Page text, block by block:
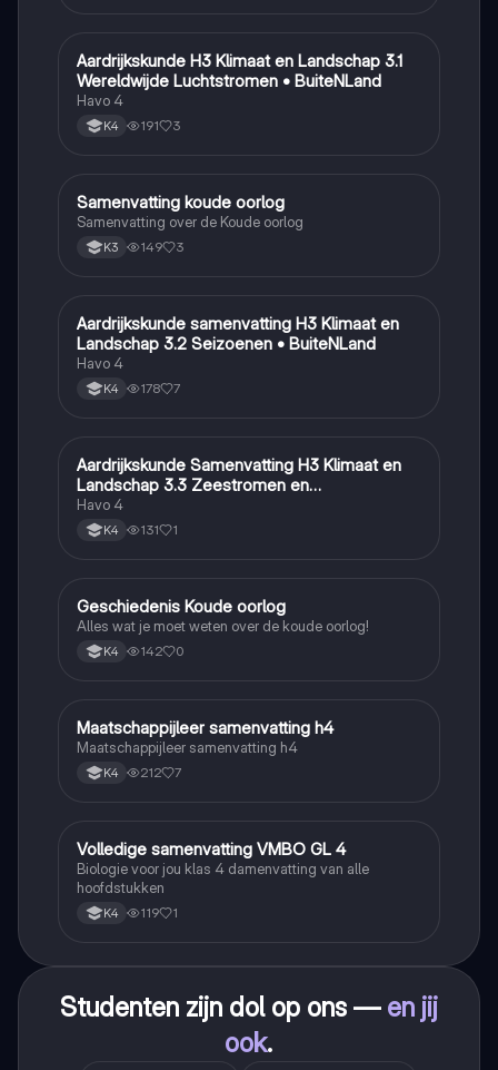
Aardrijkskunde
Aardrijkskunde H3 Klimaat en Landschap 3.1
Wereldwijde Luchtstromen • BuiteNLand
Havo 4
K4 191 3
Geschiedenis
Samenvatting koude oorlog
Samenvatting over de Koude oorlog
K3 149 3
Aardrijkskunde
Aardrijkskunde samenvatting H3 Klimaat en
Landschap 3.2 Seizoenen • BuiteNLand
Havo 4
K4 178 7
Aardrijkskunde
Aardrijkskunde Samenvatting H3 Klimaat en
Landschap 3.3 Zeestromen en
Klimaatgebieden • BuiteNLand
Havo 4
K4 131 1
Geschiedenis
Geschiedenis Koude oorlog
Alles wat je moet weten over de koude oorlog!
K4 142 0
Maatschappijleer
Maatschappijleer samenvatting h4
Maatschappijleer samenvatting h4
K4 212 7
Biologie
Volledige samenvatting VMBO GL 4
Biologie voor jou klas 4 damenvatting van alle
hoofdstukken
K4 119 1
Studenten zijn dol op ons — en jij
ook.